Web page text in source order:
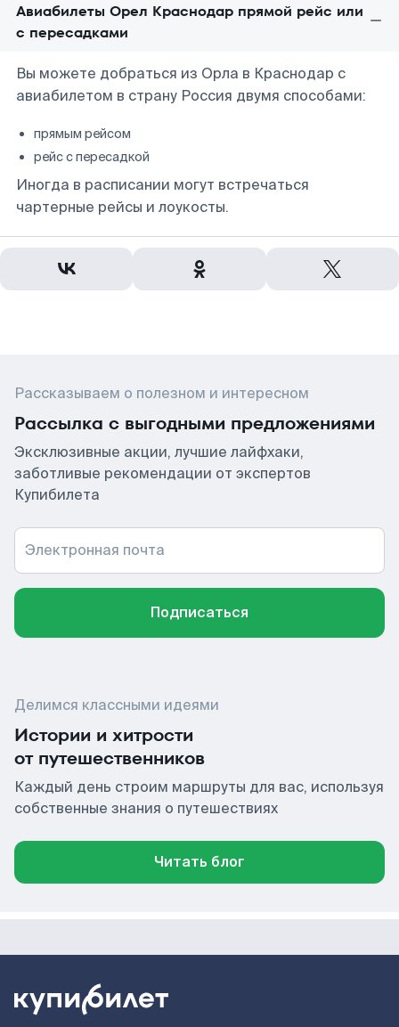
Авиабилеты Орел Краснодар прямой рейс или
с пересадками
Вы можете добраться из Орла в Краснодар с
авиабилетом в страну Россия двумя способами:
прямым рейсом
рейс с пересадкой
Иногда в расписании могут встречаться
чартерные рейсы и лоукосты.
Рассказываем о полезном и интересном
Рассылка с выгодными предложениями
Эксклюзивные акции, лучшие лайфхаки,
заботливые рекомендации от экспертов
Купибилета
Электронная почта
Подписаться
Делимся классными идеями
Истории и хитрости
от путешественников
Каждый день строим маршруты для вас, используя
собственные знания о путешествиях
Читать блог